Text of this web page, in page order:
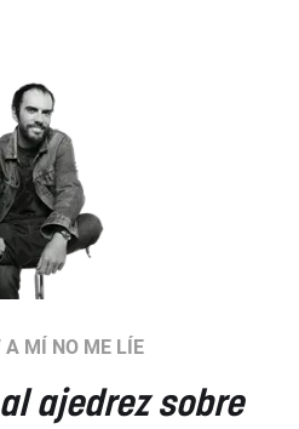
A MÍ NO ME LÍE
ajedrez sobre